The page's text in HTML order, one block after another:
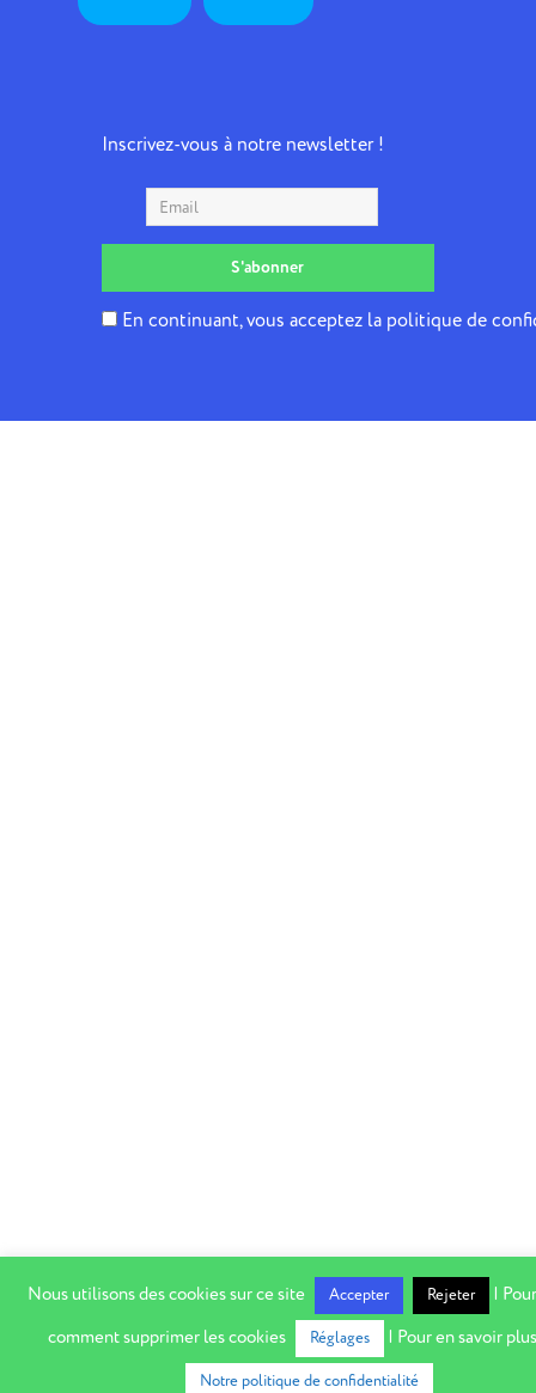
Inscrivez-vous à notre newsletter !
En continuant, vous acceptez la politique de
Nous utilisons des cookies sur ce site Accepter Rejeter
|
comment supprimer les cookies
Réglages | Pour en savoir
Notre politique de confidentialité